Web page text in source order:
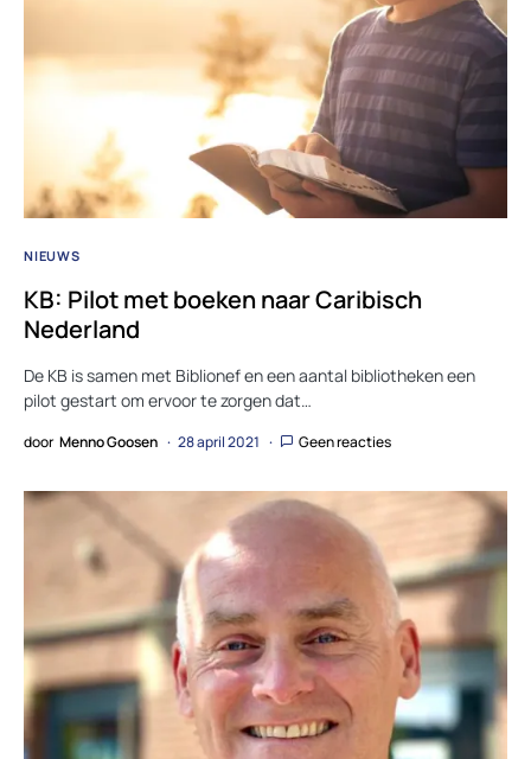
NIEUWS
KB: Pilot met boeken naar Caribisch
Nederland
De KB is samen met Biblionef en een aantal bibliotheken een
pilot gestart om ervoor te zorgen dat…
door Menno Goosen 28 april 2021 Geen reacties